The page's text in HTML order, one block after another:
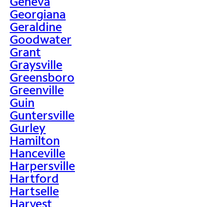
Georgiana
Geraldine
Goodwater
Grant
Graysville
Greensboro
Greenville
Guin
Guntersville
Gurley
Hamilton
Hanceville
Harpersville
Hartford
Hartselle
Harvest